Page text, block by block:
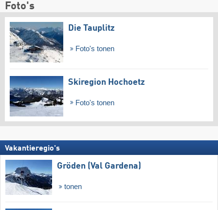
Foto's
Die Tauplitz
Foto's tonen
Skiregion Hochoetz
Foto's tonen
Vakantieregio's
Gröden (Val Gardena)
tonen